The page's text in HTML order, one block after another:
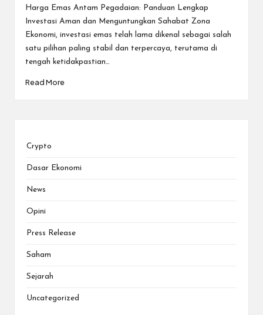
by
Harga Emas Antam Pegadaian: Panduan Lengkap
Investasi Aman dan Menguntungkan Sahabat Zona
Ekonomi, investasi emas telah lama dikenal sebagai salah
satu pilihan paling stabil dan terpercaya, terutama di
tengah ketidakpastian…
Read More
Crypto
Dasar Ekonomi
News
Opini
Press Release
Saham
Sejarah
Uncategorized